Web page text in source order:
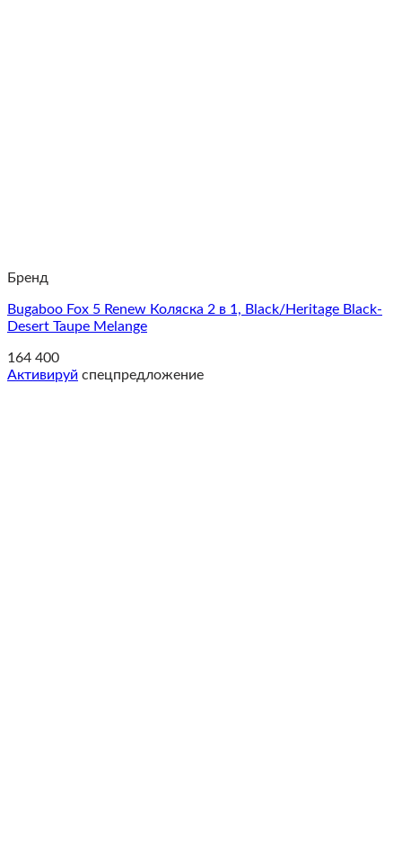
Бренд
Bugaboo Fox 5 Renew Коляска 2 в 1, Black/Heritage Black-
Desert Taupe Melange
164 400
Активируй спецпредложение